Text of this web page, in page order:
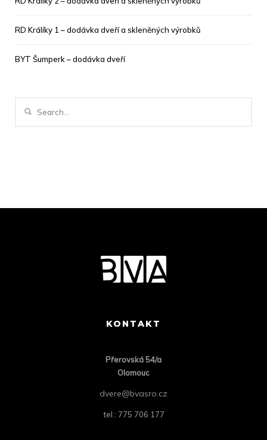
RD Králíky 1 – dodávka dveří a skleněných výrobků
BYT Šumperk – dodávka dveří
KONTAKT
Přerovská 54/a
Olomouc
dvere@bvasro.cz
tel.: 775 706 177